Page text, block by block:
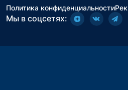
Политика конфиденциальности
Мы в соцсетях: